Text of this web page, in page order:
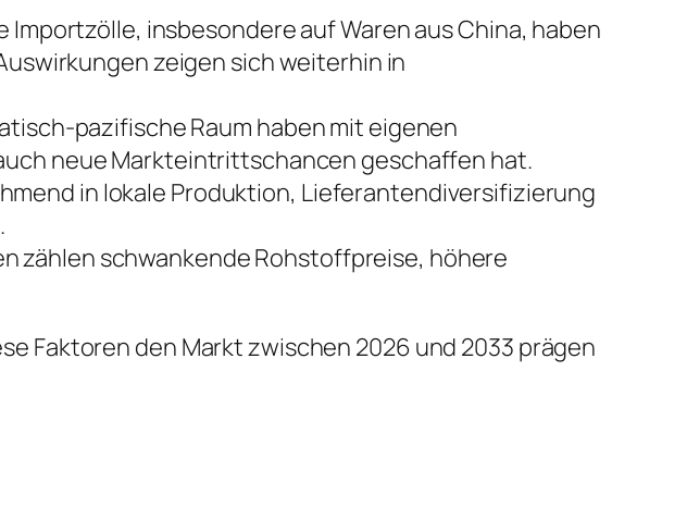
insbesondere auf Waren aus China, haben
zeigen sich weiterhin in
pazifische Raum haben mit eigenen
neue Markteintrittschancen geschaffen hat.
in lokale Produktion, Lieferantendiversifizierung
zählen schwankende Rohstoffpreise, höhere
Faktoren den Markt zwischen 2026 und 2033 prägen